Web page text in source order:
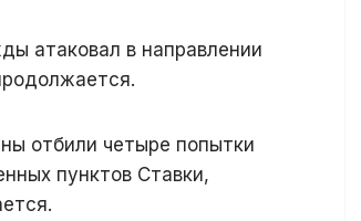
атаковал в направлении
отбили четыре попытки
пунктов Ставки,